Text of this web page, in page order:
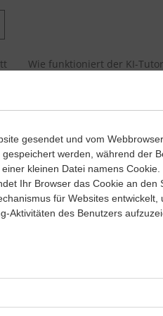
Wie funktioniert der KI-Tutor
man üben kann. Dadurch wird
Seite erfährst du, wie du
schnell und
erhalten, welche
gesendet und vom
werden, während der
kleinen Datei namens Cookie.
Ihr Browser das Cookie an den
für Websites entwickelt,
Aktivitäten des Benutzers